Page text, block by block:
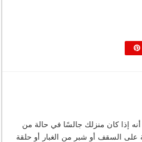
إذا كان منزلك جالسًا في حالة من
على السقف أو شبر من الغبار أو حلقة